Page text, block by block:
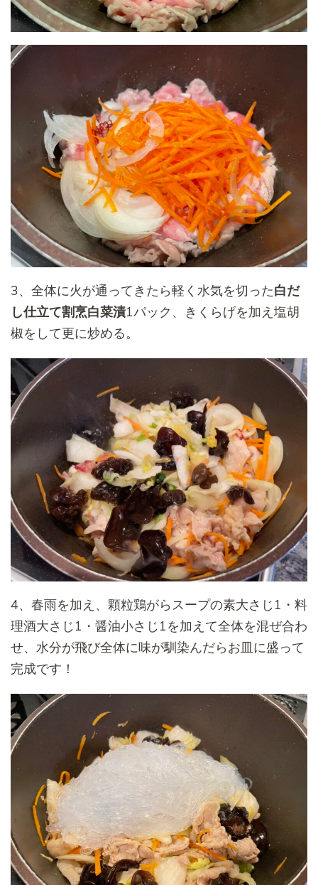
3、全体に火が通ってきたら軽く水気を切った白だ
し仕立て割烹白菜漬1パック、きくらげを加え塩胡
椒をして更に炒める。
4、春雨を加え、顆粒鶏がらスープの素大さじ1・料
理酒大さじ1・醤油小さじ1を加えて全体を混ぜ合わ
せ、水分が飛び全体に味が馴染んだらお皿に盛って
完成です！